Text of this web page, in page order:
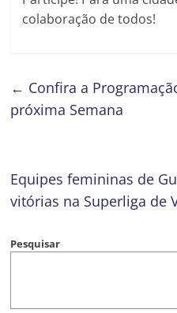
colaboração de todos!
← Confira a
próxima Semana
Equipes femininas de
vitórias na Superliga de
Pesquisar